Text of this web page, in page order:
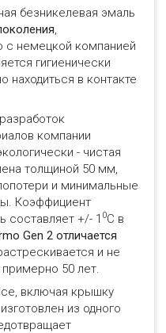
безникелевая эмаль
,
с немецкой компанией
гигиенически
в контакте
компании
- чистая
толщиной 50 мм,
и минимальные
Коэффициент
составляет +/- 1 0С в
Gen 2 отличается
и не
50 лет.
включая крышку
из одного